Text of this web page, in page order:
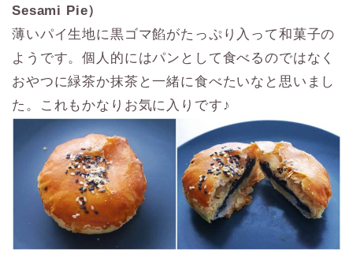
Sesami Pie）
薄いパイ生地に黒ゴマ餡がたっぷり入って和菓子の
ようです。個人的にはパンとして食べるのではなく
おやつに緑茶か抹茶と一緒に食べたいなと思いまし
た。これもかなりお気に入りです♪